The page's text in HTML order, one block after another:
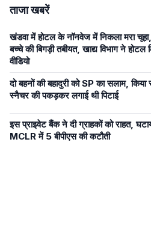
ताजा खबरें
खंडवा में होटल के नॉनवेज में निकला मरा
बच्चे की बिगड़ी तबीयत, खाद्य विभाग ने
वीडियो
दो बहनों की बहादुरी को SP का सलाम, किया
स्नैचर की पकड़कर लगाई थी पिटाई
इस प्राइवेट बैंक ने दी ग्राहकों को राहत,
MCLR में 5 बीपीएस की कटौती